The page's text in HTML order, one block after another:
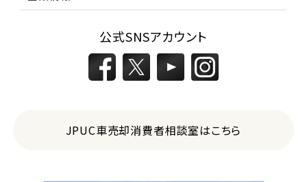
公式SNSアカウント
JPUC車売却消費者相談室はこちら